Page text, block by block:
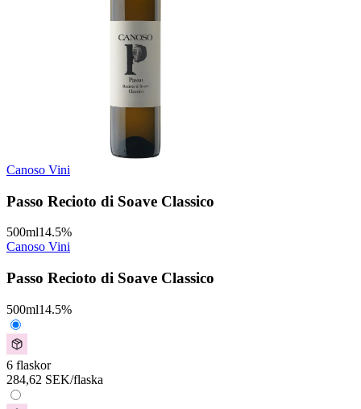
Canoso Vini
Passo Recioto di Soave Classico
500ml14.5%
Canoso Vini
Passo Recioto di Soave Classico
500ml14.5%
6 flaskor
284,62 SEK/flaska